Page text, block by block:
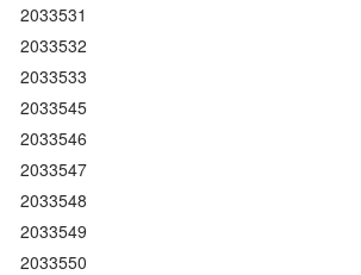
2033531
2033532
2033533
2033545
2033546
2033547
2033548
2033549
2033550